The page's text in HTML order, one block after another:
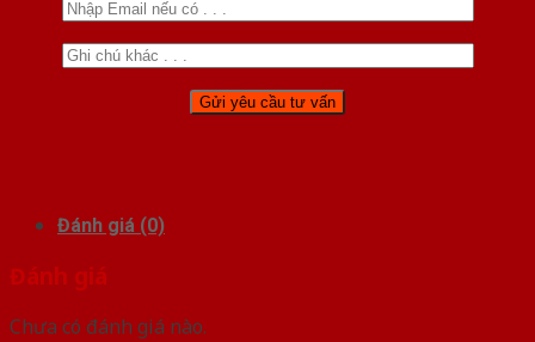
Đánh giá (0)
Đánh giá
Chưa có đánh giá nào.